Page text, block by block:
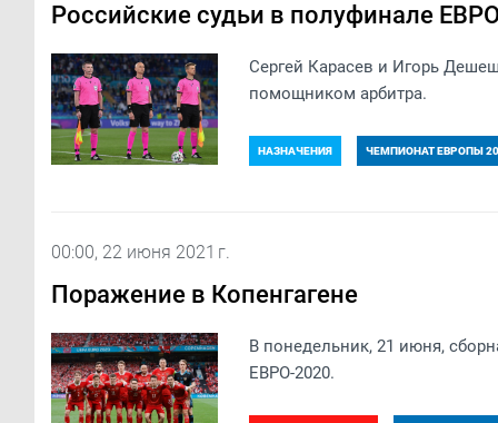
Российские судьи в полуфинале
Сергей Карасев и Игорь
помощником арбитра.
НАЗНАЧЕНИЯ ЧЕМПИОНАТ ЕВРОПЫ
00:00, 22 июня 2021 г.
Поражение в Копенгагене
В понедельник, 21 июня,
ЕВРО-2020.